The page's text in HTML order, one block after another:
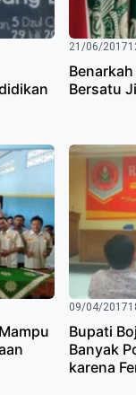
21/06/2017
Bersatu
09/04/2017
Bupati
Banyak
karena